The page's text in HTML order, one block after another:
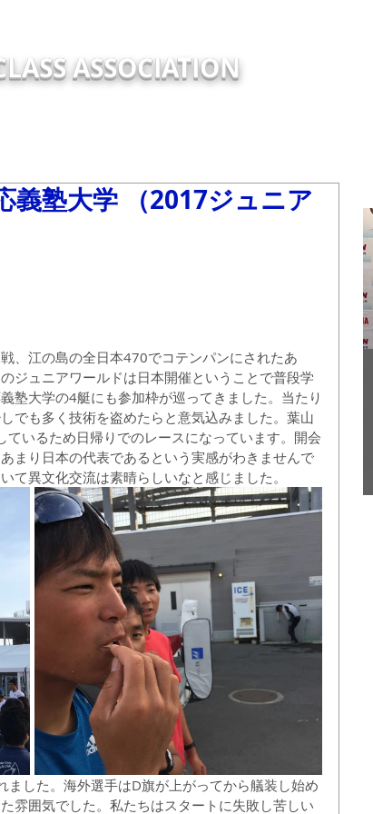
ASSOCIATION
塾大学 （2017ジュニア
、江の島の全日本470でコテンパンにされたあ
ジュニアワールドは日本開催ということで普段学
塾大学の4艇にも参加枠が巡ってきました。当たり
でも多く技術を盗めたらと意気込みました。葉山
いるため日帰りでのレースになっています。開会
まり日本の代表であるという実感がわきませんで
て異文化交流は素晴らしいなと感じました。
した。海外選手はD旗が上がってから艤装し始め
雰囲気でした。私たちはスタートに失敗し苦しい